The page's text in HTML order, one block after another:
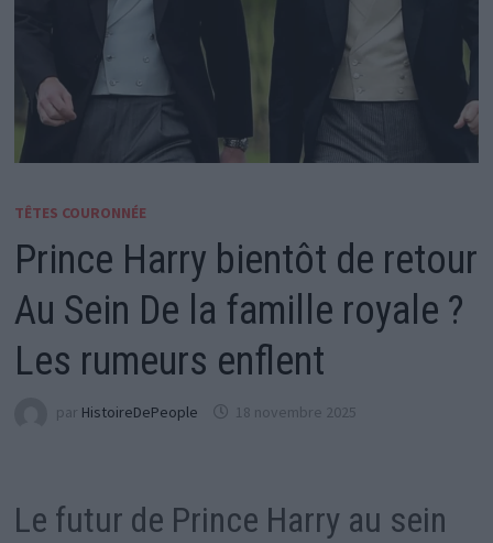
TÊTES COURONNÉE
Prince Harry bientôt de retour
Au Sein De la famille royale ?
Les rumeurs enflent
par HistoireDePeople 18 novembre 2025
Le futur de Prince Harry au sein